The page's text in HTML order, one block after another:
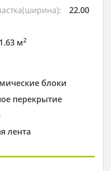
22.00
м2
блоки
перекрытие
лента